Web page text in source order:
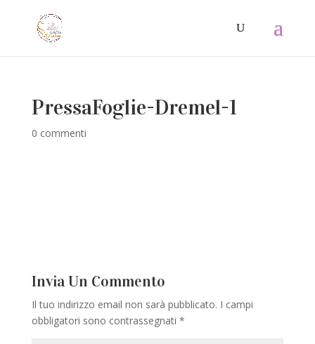
PressaFoglie-Dremel-1
0 commenti
Invia Un Commento
Il tuo indirizzo email non sarà pubblicato. I campi
obbligatori sono contrassegnati *